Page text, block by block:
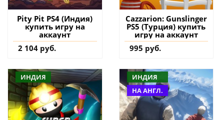
Pity Pit PS4 (Индия)
купить игру на
аккаунт
2 104 руб.
Cazzarion: Gunslinger
PS5 (Турция) купить
игру на аккаунт
995 руб.
ИНДИЯ
ИНДИЯ
НА АНГЛ.